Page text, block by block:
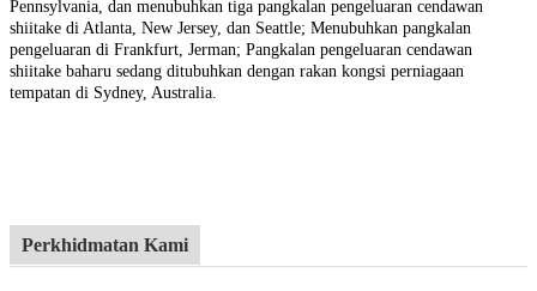
Pennsylvania, dan menubuhkan tiga pangkalan pengeluaran cendawan
shiitake di Atlanta, New Jersey, dan Seattle; Menubuhkan pangkalan
pengeluaran di Frankfurt, Jerman; Pangkalan pengeluaran cendawan
shiitake baharu sedang ditubuhkan dengan rakan kongsi perniagaan
tempatan di Sydney, Australia.
Perkhidmatan Kami